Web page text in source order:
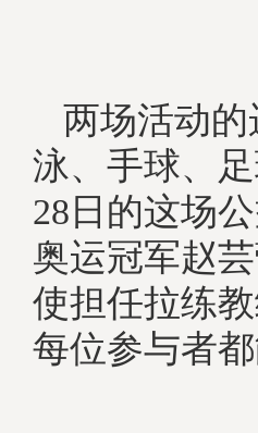
两场活动
泳、手球、
28日的这场
奥运冠军赵
使担任拉练
每位参与者